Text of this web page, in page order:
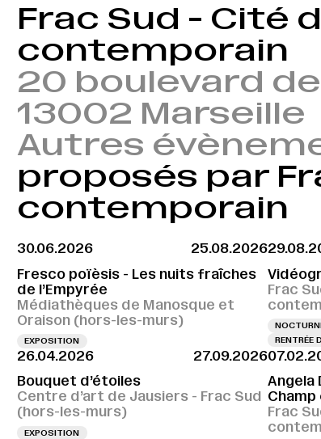
Frac Sud - Cité
contemporain
20 boulevard
13002 Marseille
Autres
proposés par
contemporain
30.06.2026
25.08.2026
Fresco poïèsis - Les nuits fraîches
de l’Empyrée
Médiathèques de Manosque et
Oraison (hors-les-murs)
EXPOSITION
Frac
RENTRÉE
26.04.2026
27.09.2026
Bouquet d’étoiles
Centre d’art de Jausiers - Frac Sud
(hors-les-murs)
EXPOSITION
Angela
Frac